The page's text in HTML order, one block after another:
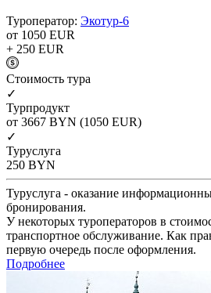
Туроператор: Экотур-6
от 1050 EUR
+ 250 EUR
Cтоимость тура
✓
Турпродукт
от 3667 BYN (1050 EUR)
✓
Туруслуга
250 BYN
Туруслуга - оказание
бронирования.
У некоторых туроператоров в
транспортное обслуживание. Как
первую очередь после оформления.
Подробнее